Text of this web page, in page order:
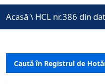
Acasă \ HCL nr.386 din
Caută în Registrul de